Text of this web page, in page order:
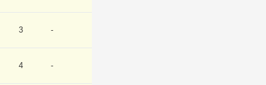
3 -
4 -